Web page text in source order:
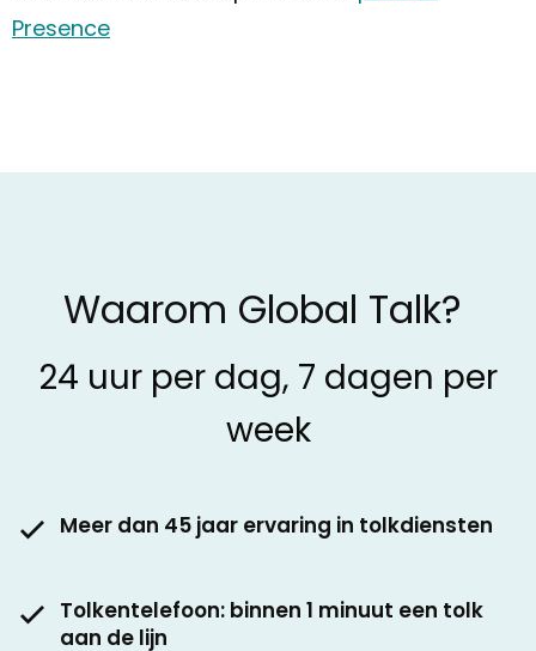
Presence
Waarom Global Talk?
24 uur per dag, 7 dagen per
week
Meer dan 45 jaar ervaring in tolkdiensten
Tolkentelefoon: binnen 1 minuut een tolk
aan de lijn